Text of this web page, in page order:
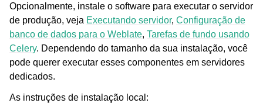
Opcionalmente, instale o software para executar o servidor
de produção, veja Executando servidor, Configuração de
banco de dados para o Weblate, Tarefas de fundo usando
Celery. Dependendo do tamanho da sua instalação, você
pode querer executar esses componentes em servidores
dedicados.
As instruções de instalação local: